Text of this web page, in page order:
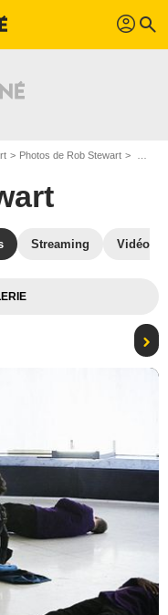
profil search
Photos de Rob Stewart
Streaming Vidéos